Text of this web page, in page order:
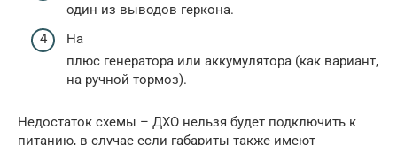
один из выводов геркона.
На
плюс генератора или аккумулятора (как вариант,
на ручной тормоз).
Недостаток схемы – ДХО нельзя будет подключить к
питанию, в случае если габариты также имеют